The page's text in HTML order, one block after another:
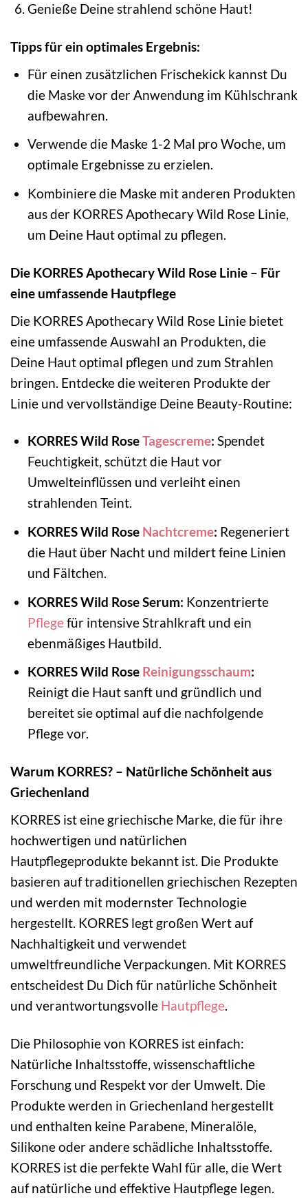
Genieße Deine strahlend schöne Haut!
Tipps für ein optimales Ergebnis:
Für einen zusätzlichen Frischekick kannst Du
die Maske vor der Anwendung im Kühlschrank
aufbewahren.
Verwende die Maske 1-2 Mal pro Woche, um
optimale Ergebnisse zu erzielen.
Kombiniere die Maske mit anderen Produkten
aus der KORRES Apothecary Wild Rose Linie,
um Deine Haut optimal zu pflegen.
Die KORRES Apothecary Wild Rose Linie – Für
eine umfassende Hautpflege
Die KORRES Apothecary Wild Rose Linie bietet
eine umfassende Auswahl an Produkten, die
Deine Haut optimal pflegen und zum Strahlen
bringen. Entdecke die weiteren Produkte der
Linie und vervollständige Deine Beauty-Routine:
KORRES Wild RoseTagescreme: Spendet
Feuchtigkeit, schützt die Haut vor
Umwelteinflüssen und verleiht einen
strahlenden Teint.
KORRES Wild Rose Nachtcreme: Regeneriert
die Haut über Nacht und mildert feine Linien
und Fältchen.
KORRES Wild Rose Serum: Konzentrierte
Pflegefür intensive Strahlkraft und ein
ebenmäßiges Hautbild.
KORRES Wild Rose Reinigungsschaum:
Reinigt die Haut sanft und gründlich und
bereitet sie optimal auf die nachfolgende
Pflege vor.
Warum KORRES? – Natürliche Schönheit aus
Griechenland
KORRES ist eine griechische Marke, die für ihre
hochwertigen und natürlichen
Hautpflegeprodukte bekannt ist. Die Produkte
basieren auf traditionellen griechischen Rezepten
und werden mit modernster Technologie
hergestellt. KORRES legt großen Wert auf
Nachhaltigkeit und verwendet
umweltfreundliche Verpackungen. Mit KORRES
entscheidest Du Dich für natürliche Schönheit
und verantwortungsvolle Hautpflege
Die Philosophie von KORRES ist einfach:
Natürliche Inhaltsstoffe, wissenschaftliche
Forschung und Respekt vor der Umwelt. Die
Produkte werden in Griechenland hergestellt
und enthalten keine Parabene, Mineralöle,
Silikone oder andere schädliche Inhaltsstoffe.
KORRES ist die perfekte Wahl für alle, die Wert
auf natürliche und effektive Hautpflege legen.